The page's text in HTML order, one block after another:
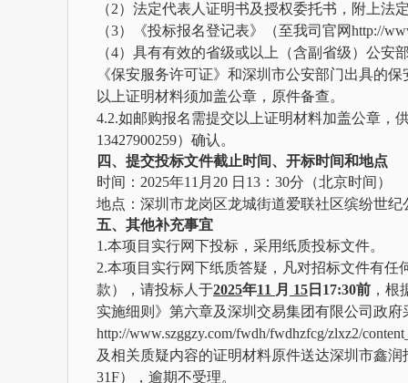
（2） 法定代表人证明书及授权委托书，附上法
（3）《投标报名登记表》（至我司官网http://
（4）具有有效的省级或以上（含副省级）公安
《保安服务许可证》和深圳市公安部门出具的
以上证明材料须加盖公章，原件备查。
4.2.如邮购报名需提交 以上证明材料加盖公章 ，
13427900259）确认。
四、提交投标文件截止时间、开标时间和地点
时间： 2025年11 月 20 日 13 ： 30分（北京时间）
地点： 深圳市龙岗区龙城街道爱联社区缤纷世纪
五、其他补充事宜
1.本项目实行网下投标，采用纸质投标文件。
2.本项目实行网下纸质答疑，凡对招标文件有
款），请投标人于2025年11 月 15 日 17:30前 ，
实施细则》第六章及深圳交易集团有限公司政
http://www.szggzy.com/fwdh/fwdhzfcg/zlxz2/
及相关质疑内容的证明材料原件送达深圳市鑫润
31F）
，逾期不受理。